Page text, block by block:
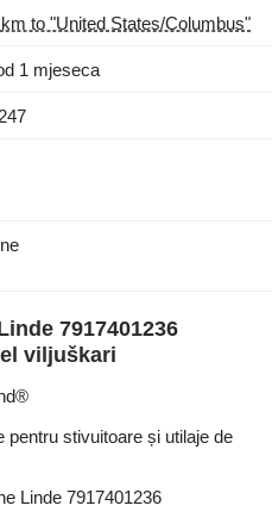
to "United States/Columbus"
1 mjeseca
7917401236
viljuškari
pentru stivuitoare și utilaje de
Linde 7917401236